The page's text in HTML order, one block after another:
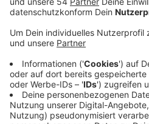
Anzeige
Damit wurde von den Ampel-
von Oberbürgermeister Felix
Planungsstopp des
bestätigt. Kommende Woche
über die Empfehlungen des